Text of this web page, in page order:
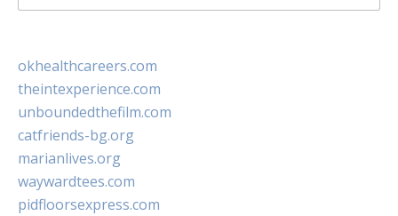
for:
okhealthcareers.com
theintexperience.com
unboundedthefilm.com
catfriends-bg.org
marianlives.org
waywardtees.com
pidfloorsexpress.com